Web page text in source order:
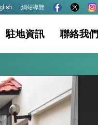
網站導覽
領務新聞與訊息
文件證明
其他及下載專區
駐地資訊
簽證及入境須知
詢機
聯絡我們